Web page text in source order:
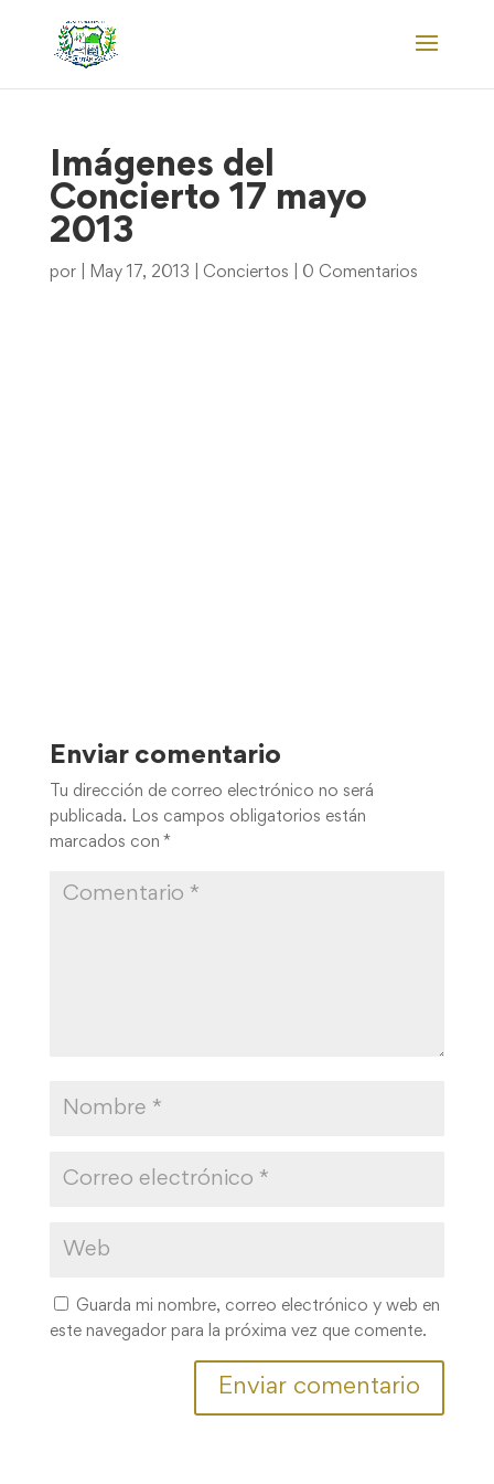
Imágenes del
Concierto 17 mayo
2013
por May 17, 2013 Conciertos 0 Comentarios
Enviar comentario
Tu dirección de correo electrónico no será
publicada. Los campos obligatorios están
marcados con *
Guarda mi nombre, correo electrónico y web en
este navegador para la próxima vez que comente.